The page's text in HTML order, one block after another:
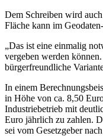
Dem Schreiben wird
Fläche kann im
„Das ist eine einmalig
vergeben werden
bürgerfreundliche
In einem
in Höhe von ca. 8,50
Industriebetrieb mit
Euro jährlich zu zahlen.
sei vom Gesetzgeber